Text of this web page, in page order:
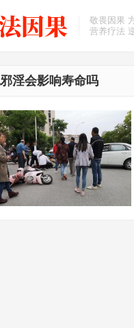
敬畏因果
营养疗法
淫会影响寿命吗